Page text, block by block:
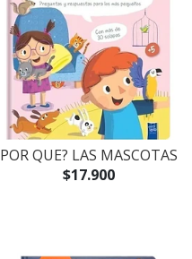
POR QUE? LAS MASCOTAS
$17.900